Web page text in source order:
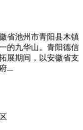
省池州市青阳县木镇
的九华山。青阳德信
展期间，以安徽省支
...